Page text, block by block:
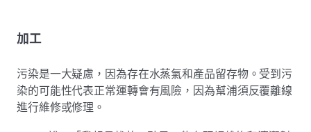
加工
污染是一大疑慮，因為存在水蒸氣和產品留存物。受到污
染的可能性代表正常運轉會有風險，因為幫浦須反覆離線
進行維修或修理。